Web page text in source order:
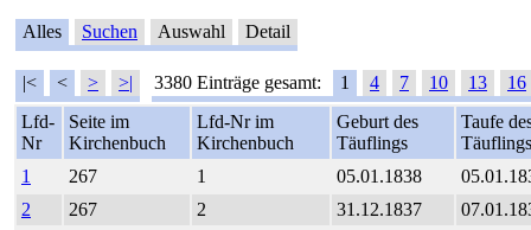
Alles Suchen Auswahl Detail
|< < > >| 3380 Einträge gesamt: 1 4 7 10 13
16
Lfd-
Nr
Seite im
Kirchenbuch
Lfd-Nr im
Kirchenbuch
Geburt des
Täuflings
Taufe
Täuflings
1
267 1 05.01.1838
2
267 2 31.12.1837